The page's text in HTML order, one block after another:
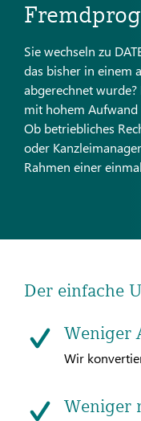
Sie wechseln zu
das bisher in einem
abgerechnet
mit hohem
Ob betriebliches
oder
Rahmen einer
Der einfache
Weniger
Wir
Weniger